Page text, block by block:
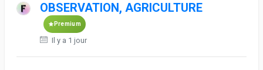
OBSERVATION, AGRICULTURE
Premium
Il y a 1 jour